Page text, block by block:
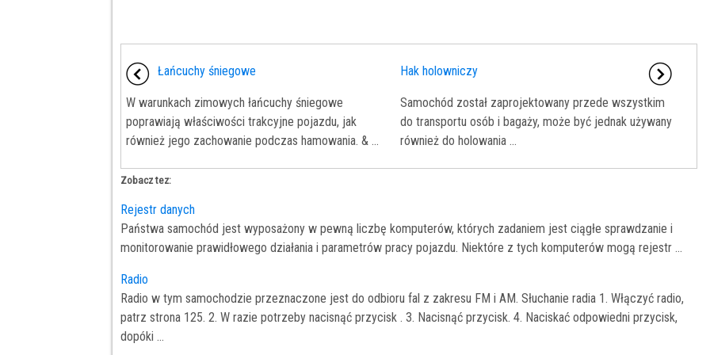
Łańcuchy śniegowe
W warunkach zimowych łańcuchy śniegowe
poprawiają właściwości trakcyjne pojazdu, jak
również jego zachowanie podczas hamowania. & ...
Hak holowniczy
Samochód został zaprojektowany przede wszystkim
do transportu osób i bagaży, może być jednak używany
również do holowania ...
Zobacz tez:
Rejestr danych
Państwa samochód jest wyposażony w pewną liczbę komputerów, których zadaniem jest ciągłe sprawdzanie i
monitorowanie prawidłowego działania i parametrów pracy pojazdu. Niektóre z tych komputerów mogą rejestr ...
Radio
Radio w tym samochodzie przeznaczone jest do odbioru fal z zakresu FM i AM. Słuchanie radia 1. Włączyć radio,
patrz strona 125. 2. W razie potrzeby nacisnąć przycisk . 3. Nacisnąć przycisk. 4. Naciskać odpowiedni przycisk,
dopóki ...